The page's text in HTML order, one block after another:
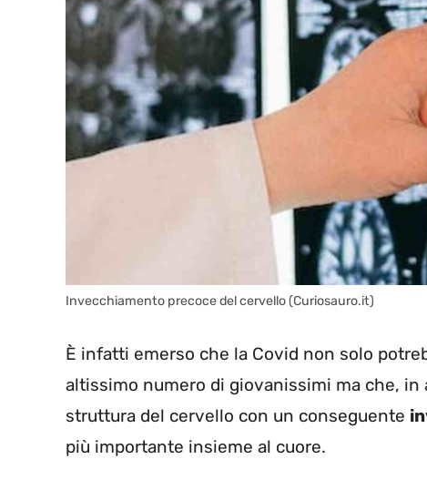
Invecchiamento precoce del cervello (Curiosauro.it)
È infatti emerso che la Covid non solo
altissimo numero di giovanissimi ma che,
struttura del cervello con un conseguente
più importante insieme al cuore.